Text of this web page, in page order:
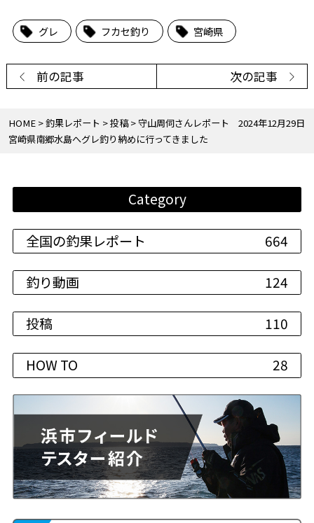
Category
全国の釣果レポート 664
釣り動画 124
投稿 110
HOW TO 28
HOME 釣果レポート 投稿
守山周伺さんレポート 2024年12月29日
宮崎県南郷水島へグレ釣り納めに行ってきました
グレ フカセ釣り 宮崎県
前の記事 次の記事